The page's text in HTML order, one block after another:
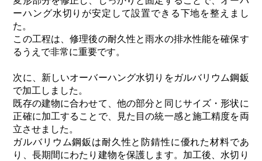
ーハング水切りが安定して設置できる下地を整えまし
た。
この工程は、修理後の耐久性と雨水の排水性能を確保す
るうえで非常に重要です。
次に、新しいオーバーハング水切りをガルバリウム鋼鈑
で加工しました。
既存の建物に合わせて、他の部分と同じサイズ・形状に
正確に加工することで、見た目の統一感と施工精度を両
立させました。
ガルバリウム鋼鈑は耐久性と防錆性に優れた材料であ
り、長期間にわたり建物を保護します。加工後、水切り